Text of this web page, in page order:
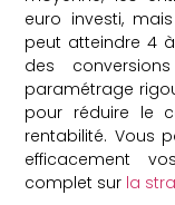
euro investi,
peut atteindre 4
des
paramétrage
pour réduire le
rentabilité. Vous
efficacement
complet sur la